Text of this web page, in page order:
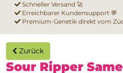
Schneller Versand 🚀
Erreichbarer Kundensupport 💬
Premium-Genetik direkt vom
Zurück
Sour Ripper